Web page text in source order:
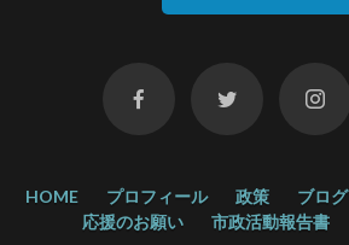
HOME プロフィール 政策 ブログ
応援のお願い
市政活動報告書